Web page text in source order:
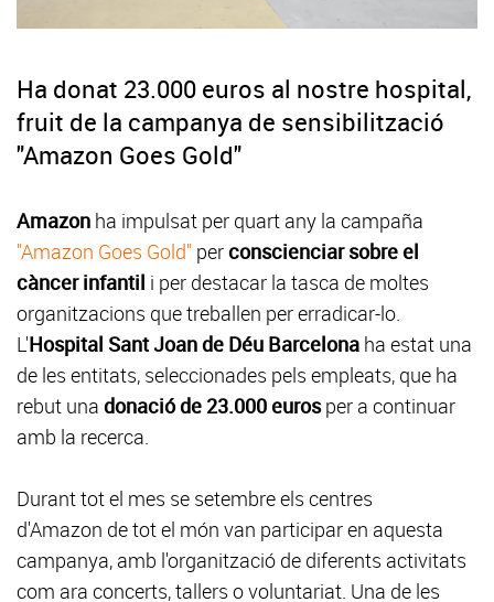
Ha donat 23.000 euros al nostre hospital,
fruit de la campanya de sensibilització
"Amazon Goes Gold"
Amazon ha impulsat per quart any la campaña
"Amazon Goes Gold" perconscienciar sobre el
càncer infantil i per destacar la tasca de moltes
organitzacions que treballen per erradicar-lo.
L'Hospital Sant Joan de Déu Barcelona ha estat una
de les entitats, seleccionades pels empleats, que ha
rebut una donació de 23.000 eurosper a continuar
amb la recerca.
Durant tot el mes se setembre els centres
d'Amazon de tot el món van participar en aquesta
campanya, amb l'organització de diferents activitats
com ara concerts, tallers o voluntariat. Una de les